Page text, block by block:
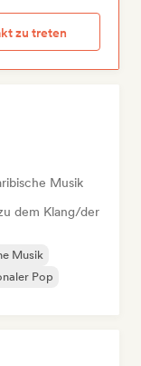
zu treten
Musik
dem Klang/der
Musik
Pop